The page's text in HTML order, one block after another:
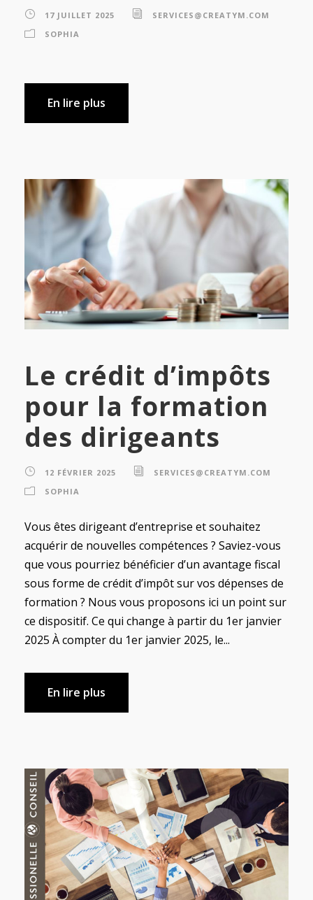
17 JUILLET 2025
SERVICES@CREATYM.COM
SOPHIA
En lire plus
Le crédit d’impôts
pour la formation
des dirigeants
12 FÉVRIER 2025
SERVICES@CREATYM.COM
SOPHIA
Vous êtes dirigeant d’entreprise et souhaitez
acquérir de nouvelles compétences ? Saviez-vous
que vous pourriez bénéficier d’un avantage fiscal
sous forme de crédit d’impôt sur vos dépenses de
formation ? Nous vous proposons ici un point sur
ce dispositif. Ce qui change à partir du 1er janvier
2025 À compter du 1er janvier 2025, le...
En lire plus